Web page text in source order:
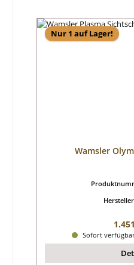
Nur 1 auf Lager!
Wamsler
Sofort